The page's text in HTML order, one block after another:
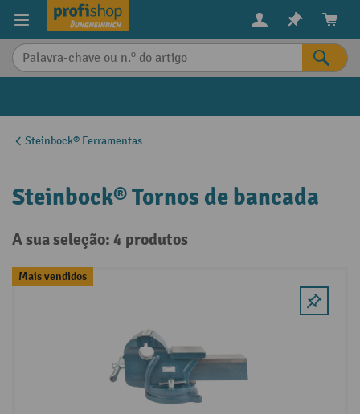
principal
Steinbock® Ferramentas
Steinbock® Tornos de bancada
A sua seleção: 4 produtos
Mais vendidos